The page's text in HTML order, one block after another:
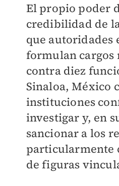
El propio poder
credibilidad de
que autoridades
formulan cargos
contra diez
Sinaloa, México
instituciones
investigar y, en
sancionar a los
particularmente
de figuras